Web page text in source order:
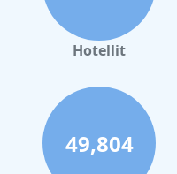
Hotellit
49,804